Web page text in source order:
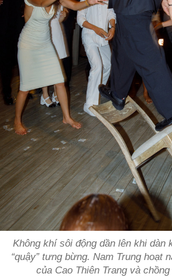
Không khí sôi động dần lên khi dàn
“quậy” tưng bừng. Nam Trung hoạt
của Cao Thiên Trang và chồng